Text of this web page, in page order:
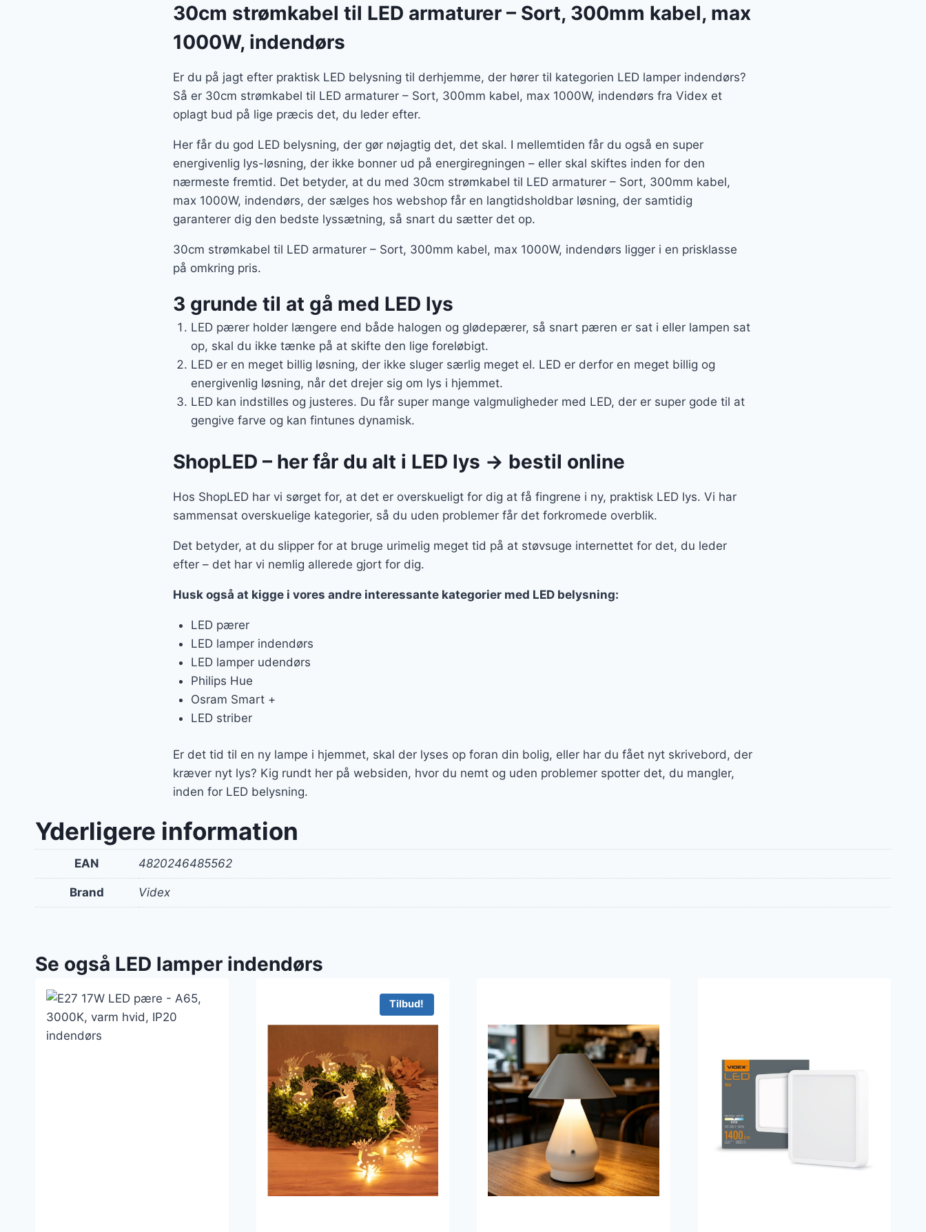
30cm strømkabel til LED armaturer – Sort, 300mm kabel, max
1000W, indendørs
Er du på jagt efter praktisk LED belysning til derhjemme, der hører til kategorien LED lamper indendørs?
Så er 30cm strømkabel til LED armaturer – Sort, 300mm kabel, max 1000W, indendørs fra Videx et
oplagt bud på lige præcis det, du leder efter.
Her får du god LED belysning, der gør nøjagtig det, det skal. I mellemtiden får du også en super
energivenlig lys-løsning, der ikke bonner ud på energiregningen – eller skal skiftes inden for den
nærmeste fremtid. Det betyder, at du med 30cm strømkabel til LED armaturer – Sort, 300mm kabel,
max 1000W, indendørs, der sælges hos webshop får en langtidsholdbar løsning, der samtidig
garanterer dig den bedste lyssætning, så snart du sætter det op.
30cm strømkabel til LED armaturer – Sort, 300mm kabel, max 1000W, indendørs ligger i en prisklasse
på omkring pris.
3 grunde til at gå med LED lys
LED pærer holder længere end både halogen og glødepærer, så snart pæren er sat i eller lampen sat
op, skal du ikke tænke på at skifte den lige foreløbigt.
LED er en meget billig løsning, der ikke sluger særlig meget el. LED er derfor en meget billig og
energivenlig løsning, når det drejer sig om lys i hjemmet.
LED kan indstilles og justeres. Du får super mange valgmuligheder med LED, der er super gode til at
gengive farve og kan fintunes dynamisk.
ShopLED – her får du alt i LED lys → bestil online
Hos ShopLED har vi sørget for, at det er overskueligt for dig at få fingrene i ny, praktisk LED lys. Vi har
sammensat overskuelige kategorier, så du uden problemer får det forkromede overblik.
Det betyder, at du slipper for at bruge urimelig meget tid på at støvsuge internettet for det, du leder
efter – det har vi nemlig allerede gjort for dig.
Husk også at kigge i vores andre interessante kategorier med LED belysning:
LED pærer
LED lamper indendørs
LED lamper udendørs
Philips Hue
Osram Smart +
LED striber
Er det tid til en ny lampe i hjemmet, skal der lyses op foran din bolig, eller har du fået nyt skrivebord, der
kræver nyt lys? Kig rundt her på websiden, hvor du nemt og uden problemer spotter det, du mangler,
inden for LED belysning.
Yderligere information
EAN 4820246485562
Brand Videx
Se også LED lamper indendørs
Tilbud!